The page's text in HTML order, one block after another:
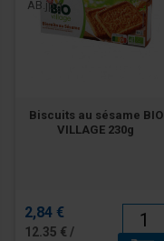
Biscuits au sésame BIO
VILLAGE 230g
2,84 €
12.35 € /